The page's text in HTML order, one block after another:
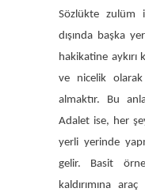
Sözlükte
dışında başka
hakikatine
ve nicelik
almaktır. Bu
Adalet ise, her
yerli yerinde
gelir. Basit
kaldırımına